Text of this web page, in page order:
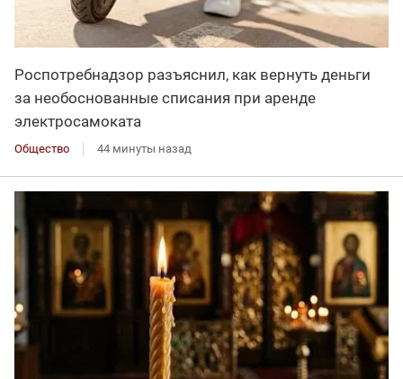
Роспотребнадзор разъяснил, как вернуть деньги
за необоснованные списания при аренде
электросамоката
Общество 44 минуты назад